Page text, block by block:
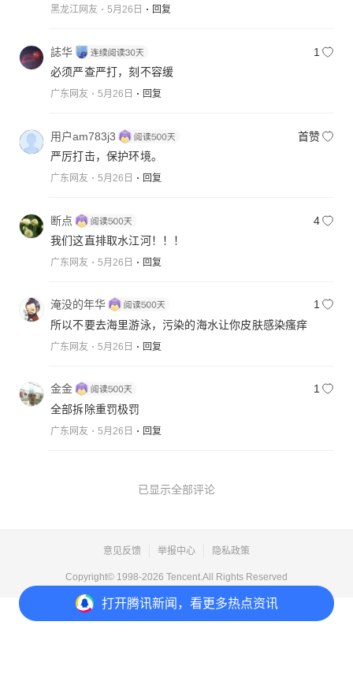
打开腾讯新闻，看更多热点资讯
黑龙江网友 5月26日 回复
誌华
1
必须严查严打，刻不容缓
广东网友 5月26日 回复
用户am783j3
首赞
严厉打击，保护环境。
广东网友 5月26日 回复
断点
4
我们这直排取水江河！！！
广东网友 5月26日 回复
淹没的年华
1
所以不要去海里游泳，污染的海水让你皮肤感染瘙痒
广东网友 5月26日 回复
金金
1
全部拆除重罚极罚
广东网友 5月26日 回复
已显示全部评论
意见反馈 举报中心 隐私政策
Copyright© 1998-2026 Tencent.All Rights Reserved